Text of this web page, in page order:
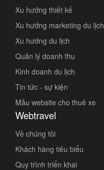
Xu hướng thiết kế
Xu hướng marketing du lịch
Xu hướng du lịch
Quản lý doanh thu
Kinh doanh du lịch
Tin tức - sự kiện
Mẫu website cho thuê xe
Webtravel
Về chúng tôi
Khách hàng tiêu biểu
Quy trình triển khai